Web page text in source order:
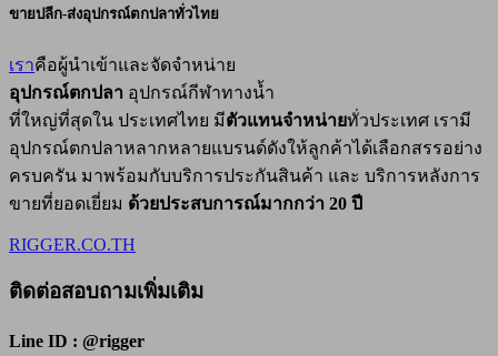
ขายปลีก-ส่งอุปกรณ์ตกปลาทั่วไทย
เราคือผู้นำเข้าและจัดจำหน่าย
อุปกรณ์ตกปลา อุปกรณ์กีฬาทางน้ำ
ที่ใหญ่ที่สุดใน ประเทศไทย มีตัวแทนจำหน่ายทั่วประเทศ เรามี
อุปกรณ์ตกปลาหลากหลายแบรนด์ดังให้ลูกค้าได้เลือกสรรอย่าง
ครบครัน มาพร้อมกับบริการประกันสินค้า และ บริการหลังการ
ขายที่ยอดเยี่ยม ด้วยประสบการณ์มากกว่า 20 ปี
RIGGER.CO.TH
ติดต่อสอบถามเพิ่มเติม
Line ID : @rigger